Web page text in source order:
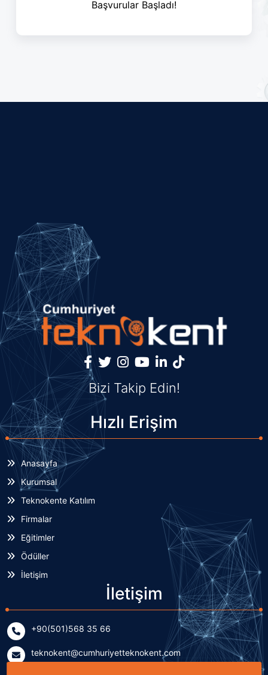
Başvurular Başladı!
Bizi Takip Edin!
Hızlı Erişim
Anasayfa
Kurumsal
Teknokente Katılım
Firmalar
Eğitimler
Ödüller
İletişim
İletişim
+90(501)568 35 66
teknokent@cumhuriyetteknokent.com